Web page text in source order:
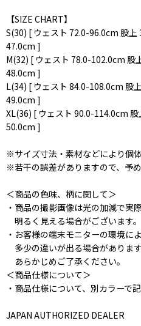
【SIZE CHART】
S(30) [ ウェスト 72.0-96.0cm 股
47.0cm ]
M(32) [ ウェスト 78.0-102.0cm 股
48.0cm ]
L(34) [ ウェスト 84.0-108.0cm 股
49.0cm ]
XL(36) [ ウェスト 90.0-114.0cm
50.0cm ]
※サイズ寸法・素材などにより個体
※若干の誤差がありますので、予め
＜商品の色味、柄に関して＞
・商品の撮影画像は光の加減で実
明るく見える場合がございます。
・お客様の端末モニターの環境に
多少の違いが出る場合がありま
あらかじめご了承ください。
＜商品仕様について＞
・商品仕様について、別カラーで
JAPAN AUTHORIZED DEALER